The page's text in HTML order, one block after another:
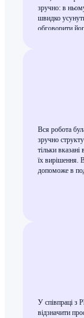
зручно: в
швидко
обговорити
Вся робота
зручно
тільки
їх вирішення.
допоможе в
У співпраці з
відзначити